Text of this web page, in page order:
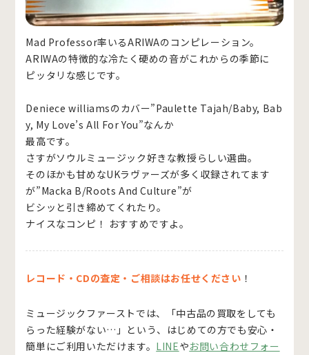
Mad Professor率いるARIWAのコンピレーション。
ARIWAの特徴的な冷たく硬めの音がこれからの季節に
ピッタリな感じです。
Deniece williamsのカバー”Paulette Tajah/Baby, Bab
y, My Love’s All For You”なんか
最高です。
さすがソウルミュージック好きな教授らしい選曲。
そのほかも甘めなUKラヴァーズが多く収録されてます
が”Macka B/Roots And Culture”が
ビシッと引き締めてくれたり。
ナイスなコンピ！ おすすめですよ。
レコード・CDの査定・ご相談はお任せください ！
ミュージックファーストでは、「中古品の買取をしても
らった経験がない…」という、はじめての方でも安心・
簡単にご利用いただけます。 LINEやお問い合わせフォー